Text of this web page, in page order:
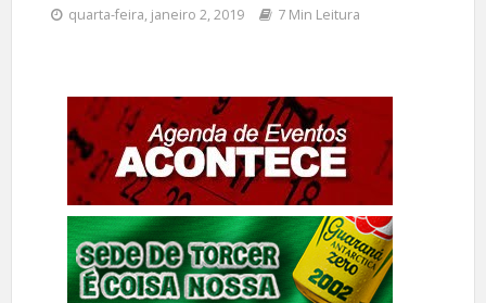
quarta-feira, janeiro 2, 2019 7 Min Leitura